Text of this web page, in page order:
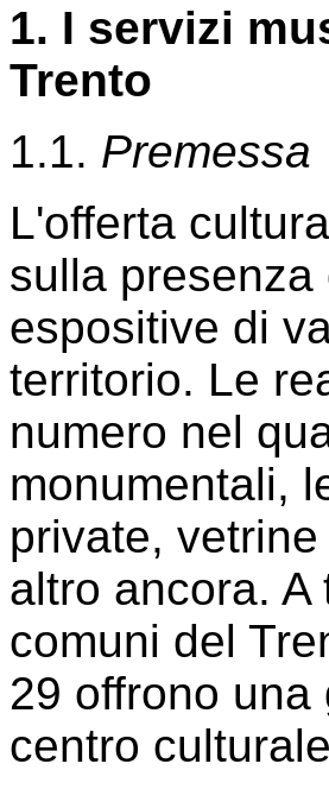
1. I servizi
Trento
1.1. Premessa
L'offerta
sulla
espositive di
territorio. Le
numero nel
monumentali,
private,
altro ancora.
comuni del
29 offrono
centro